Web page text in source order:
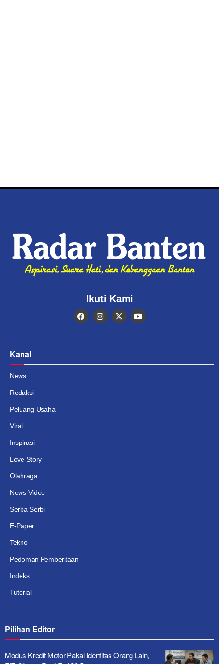
Ikuti Kami
Kanal
News
Redaksi
Peluang Usaha
Viral
Inspirasi
Love Story
Olahraga
News Video
Serba Serbi
E-Paper
Tekno
Pedoman Pemberitaan
Indeks
Tutorial
Pilihan Editor
Modus Kredit Motor Pakai Identitas Orang Lain,